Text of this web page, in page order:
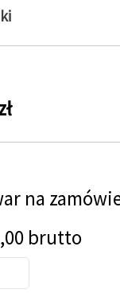
na
brutto